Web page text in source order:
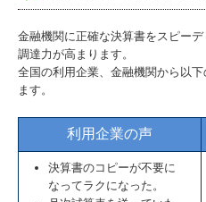
金融機関に正確な決算書をスピー
調達力が高まります。
全国の利用企業、金融機関から以
ます。
利用企業の声
決算書のコピーが不要に
なってラクになった。